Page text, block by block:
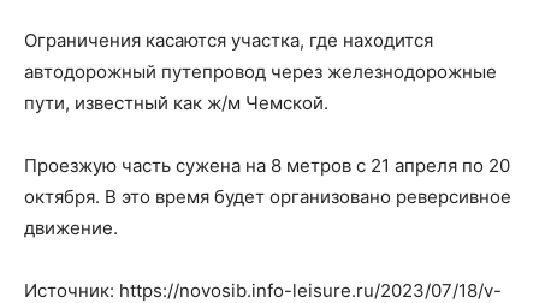
Ограничения касаются участка, где находится
автодорожный путепровод через железнодорожные
пути, известный как ж/м Чемской.
Проезжую часть сужена на 8 метров с 21 апреля по 20
октября. В это время будет организовано реверсивное
движение.
Источник: https://novosib.info-leisure.ru/2023/07/18/v-